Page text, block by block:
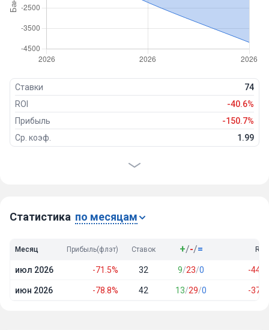
Ставки
74
ROI
-40.6%
Прибыль
-150.7%
Ср. коэф.
1.99
Проигрыши
Статистика по месяцам
Месяц Прибыль(флэт) Ставок +/-/= ROI
июл 2026 -71.5% 32 9/23/0 -44.7
июн 2026 -78.8% 42 13/29/0 -37.5